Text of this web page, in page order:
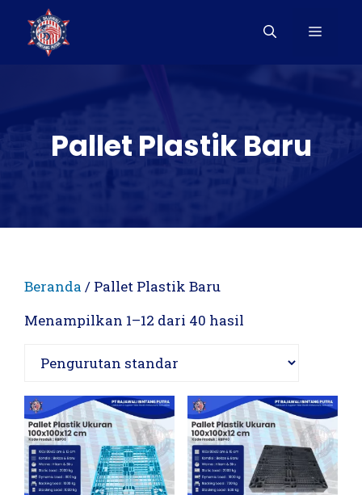
Langsung
Menu
Pallet Plastik Baru
Beranda / Pallet Plastik Baru
Menampilkan 1–12 dari 40 hasil